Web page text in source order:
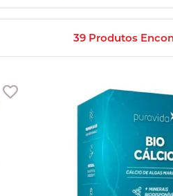
39 Produtos
Adicionar aos favoritos